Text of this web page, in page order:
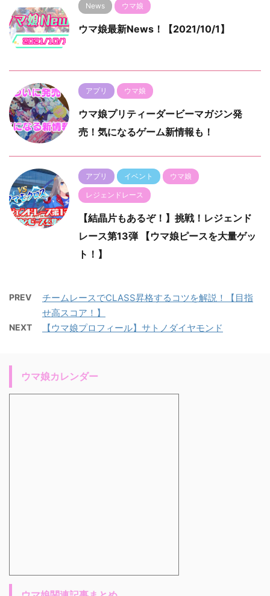
News ウマ娘
ウマ娘最新News！【2021/10/1】
アプリ ウマ娘
ウマ娘プリティーダービーマガジン発
売！気になるゲーム新情報も！
アプリ イベント ウマ娘
レジェンドレース
【結晶片もあるぞ！】挑戦！レジェンド
レース第13弾 【ウマ娘ピースを大量ゲッ
ト！】
PREV
チームレースでCLASS昇格するコツを解説！【目指
せ高スコア！】
NEXT 【ウマ娘プロフィール】サトノダイヤモンド
ウマ娘カレンダー